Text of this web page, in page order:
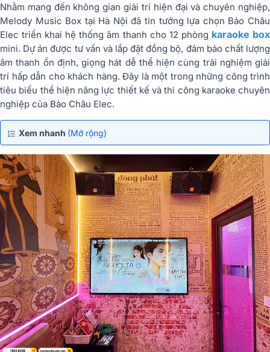
Nhằm mang đến không gian giải trí hiện đại và chuyên nghiệp,
Melody Music Box tại Hà Nội đã tin tưởng lựa chọn Bảo Châu
Elec triển khai hệ thống âm thanh cho 12 phòng karaoke box
mini. Dự án được tư vấn và lắp đặt đồng bộ, đảm bảo chất lượng
âm thanh ổn định, giọng hát dễ thể hiện cùng trải nghiệm giải
trí hấp dẫn cho khách hàng. Đây là một trong những công trình
tiêu biểu thể hiện năng lực thiết kế và thi công karaoke chuyên
nghiệp của Bảo Châu Elec.
Xem nhanh (Mở rộng)